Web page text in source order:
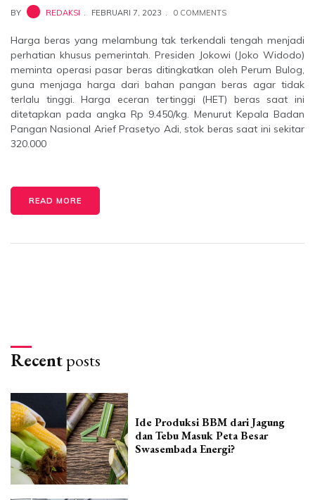
BY REDAKSI FEBRUARI 7, 2023 0 COMMENTS
Harga beras yang melambung tak terkendali tengah menjadi
perhatian khusus pemerintah. Presiden Jokowi (Joko Widodo)
meminta operasi pasar beras ditingkatkan oleh Perum Bulog,
guna menjaga harga dari bahan pangan beras agar tidak
terlalu tinggi. Harga eceran tertinggi (HET) beras saat ini
ditetapkan pada angka Rp 9.450/kg. Menurut Kepala Badan
Pangan Nasional Arief Prasetyo Adi, stok beras saat ini sekitar
320.000
READ MORE
Recentposts
Ide Produksi BBM dari Jagung
dan Tebu Masuk Peta Besar
Swasembada Energi?